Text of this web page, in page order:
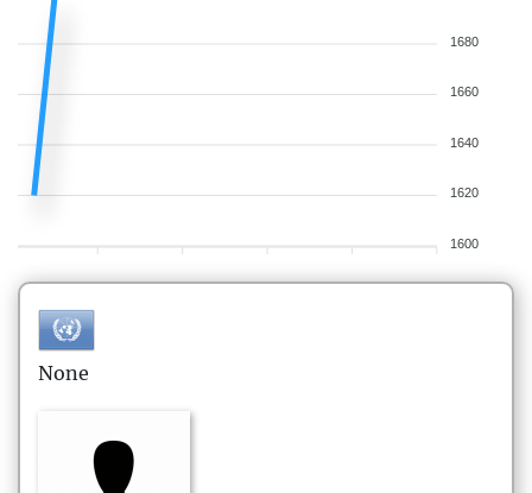
1680
1660
1640
1620
1600
None